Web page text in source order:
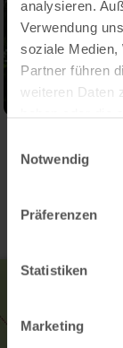
analysieren.
Verwendung
soziale Medien,
Partner führen
weiteren Daten
Notwendig
Präferenzen
Statistiken
Marketing